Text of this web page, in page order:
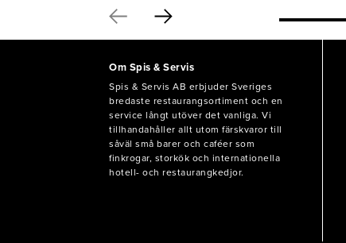
Om Spis & Servis
Spis & Servis AB erbjuder Sveriges
bredaste restaurangsortiment och en
service långt utöver det vanliga. Vi
tillhandahåller allt utom färskvaror till
såväl små barer och caféer som
finkrogar, storkök och internationella
hotell- och restaurangkedjor.